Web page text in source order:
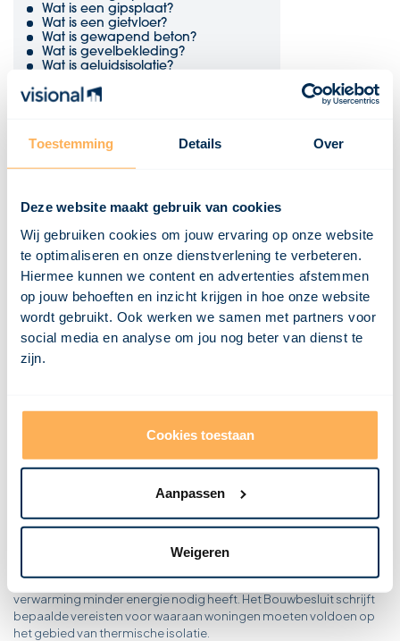
Toestemming Details Over
Deze website maakt gebruik van cookies
Wij gebruiken cookies om jouw ervaring op onze website
te optimaliseren en onze dienstverlening te verbeteren.
Hiermee kunnen we content en advertenties afstemmen
op jouw behoeften en inzicht krijgen in hoe onze website
wordt gebruikt. Ook werken we samen met partners voor
social media en analyse om jou nog beter van dienst te
zijn.
Cookies toestaan
Aanpassen
Weigeren
Wat is een gipsplaat?
Wat is een gietvloer?
Wat is gewapend beton?
Wat is gevelbekleding?
Wat is geluidsisolatie?
Wat is EPDM?
Wat is draairichting?
Wat is draagvermogen?
Wat is een dekvloer?
Wat is een dakopstand?
Wat is een dakbeschot?
Wat is dakbedekking?
Wat is een CV ketel?
Wat is een constructie?
Wat is condensatie?
Wat is een combinatievloer?
Wat is een casettevloer?
Wat is een bordes?
Wat is thermische isolatie?
Thermische isolatie is het proces waarbij warmte binnen of buiten
een gebouw wordt geïsoleerd. Dit leidt tot een comfortabelere
leefomgeving en een lagere energierekening doordat de
verwarming minder energie nodig heeft. Het Bouwbesluit schrijft
bepaalde vereisten voor waaraan woningen moeten voldoen op
het gebied van thermische isolatie.